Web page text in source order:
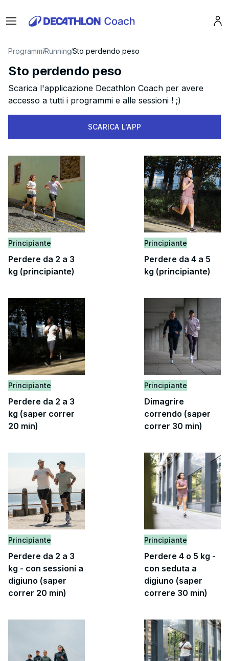
Menu
ProgrammiRunningSto perdendo peso
Sto perdendo peso
Scarica l'applicazione Decathlon Coach per avere
accesso a tutti i programmi e alle sessioni ! ;)
SCARICA L'APP
Principiante
Perdere da 2 a 3
kg (principiante)
Principiante
Perdere da 4 a 5
kg (principiante)
Principiante
Perdere da 2 a 3
kg (saper correr
20 min)
Principiante
Dimagrire
correndo (saper
correr 30 min)
Principiante
Perdere da 2 a 3
kg - con sessioni a
digiuno (saper
correr 20 min)
Principiante
Perdere 4 o 5 kg -
con seduta a
digiuno (saper
correre 30 min)